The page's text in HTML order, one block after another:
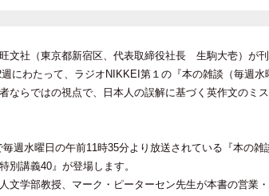
文社（東京都新宿区、代表取締役社長 生駒大壱）が
にわたって、ラジオNIKKEI第１の『本の雑談（毎週
ならではの視点で、日本人の誤解に基づく英作文のミ
週水曜日の午前11時35分より放送されている『本の
別講義40』が登場します。
文学部教授、マーク・ピーターセン先生が本書の営業